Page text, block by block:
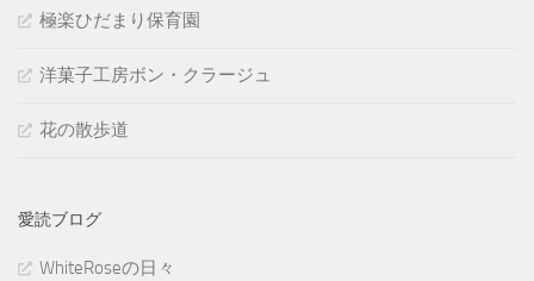
極楽ひだまり保育園
洋菓子工房ボン・クラージュ
花の散歩道
愛読ブログ
WhiteRoseの日々